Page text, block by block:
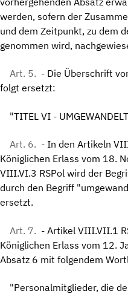
werden, sofern der
und dem Zeitpunkt, zu dem
genommen wird,
Art. 5. - Die Überschrift
folgt ersetzt:
"TITEL VI -
Art. 6. - In den Artikeln
Königlichen Erlass vom 18.
VIII.VI.3 RSPol wird der
durch den Begriff
ersetzt.
Art. 7. - Artikel VIII.VII.1
Königlichen Erlass vom 12.
Absatz 6 mit folgendem
"Personalmitglieder, die